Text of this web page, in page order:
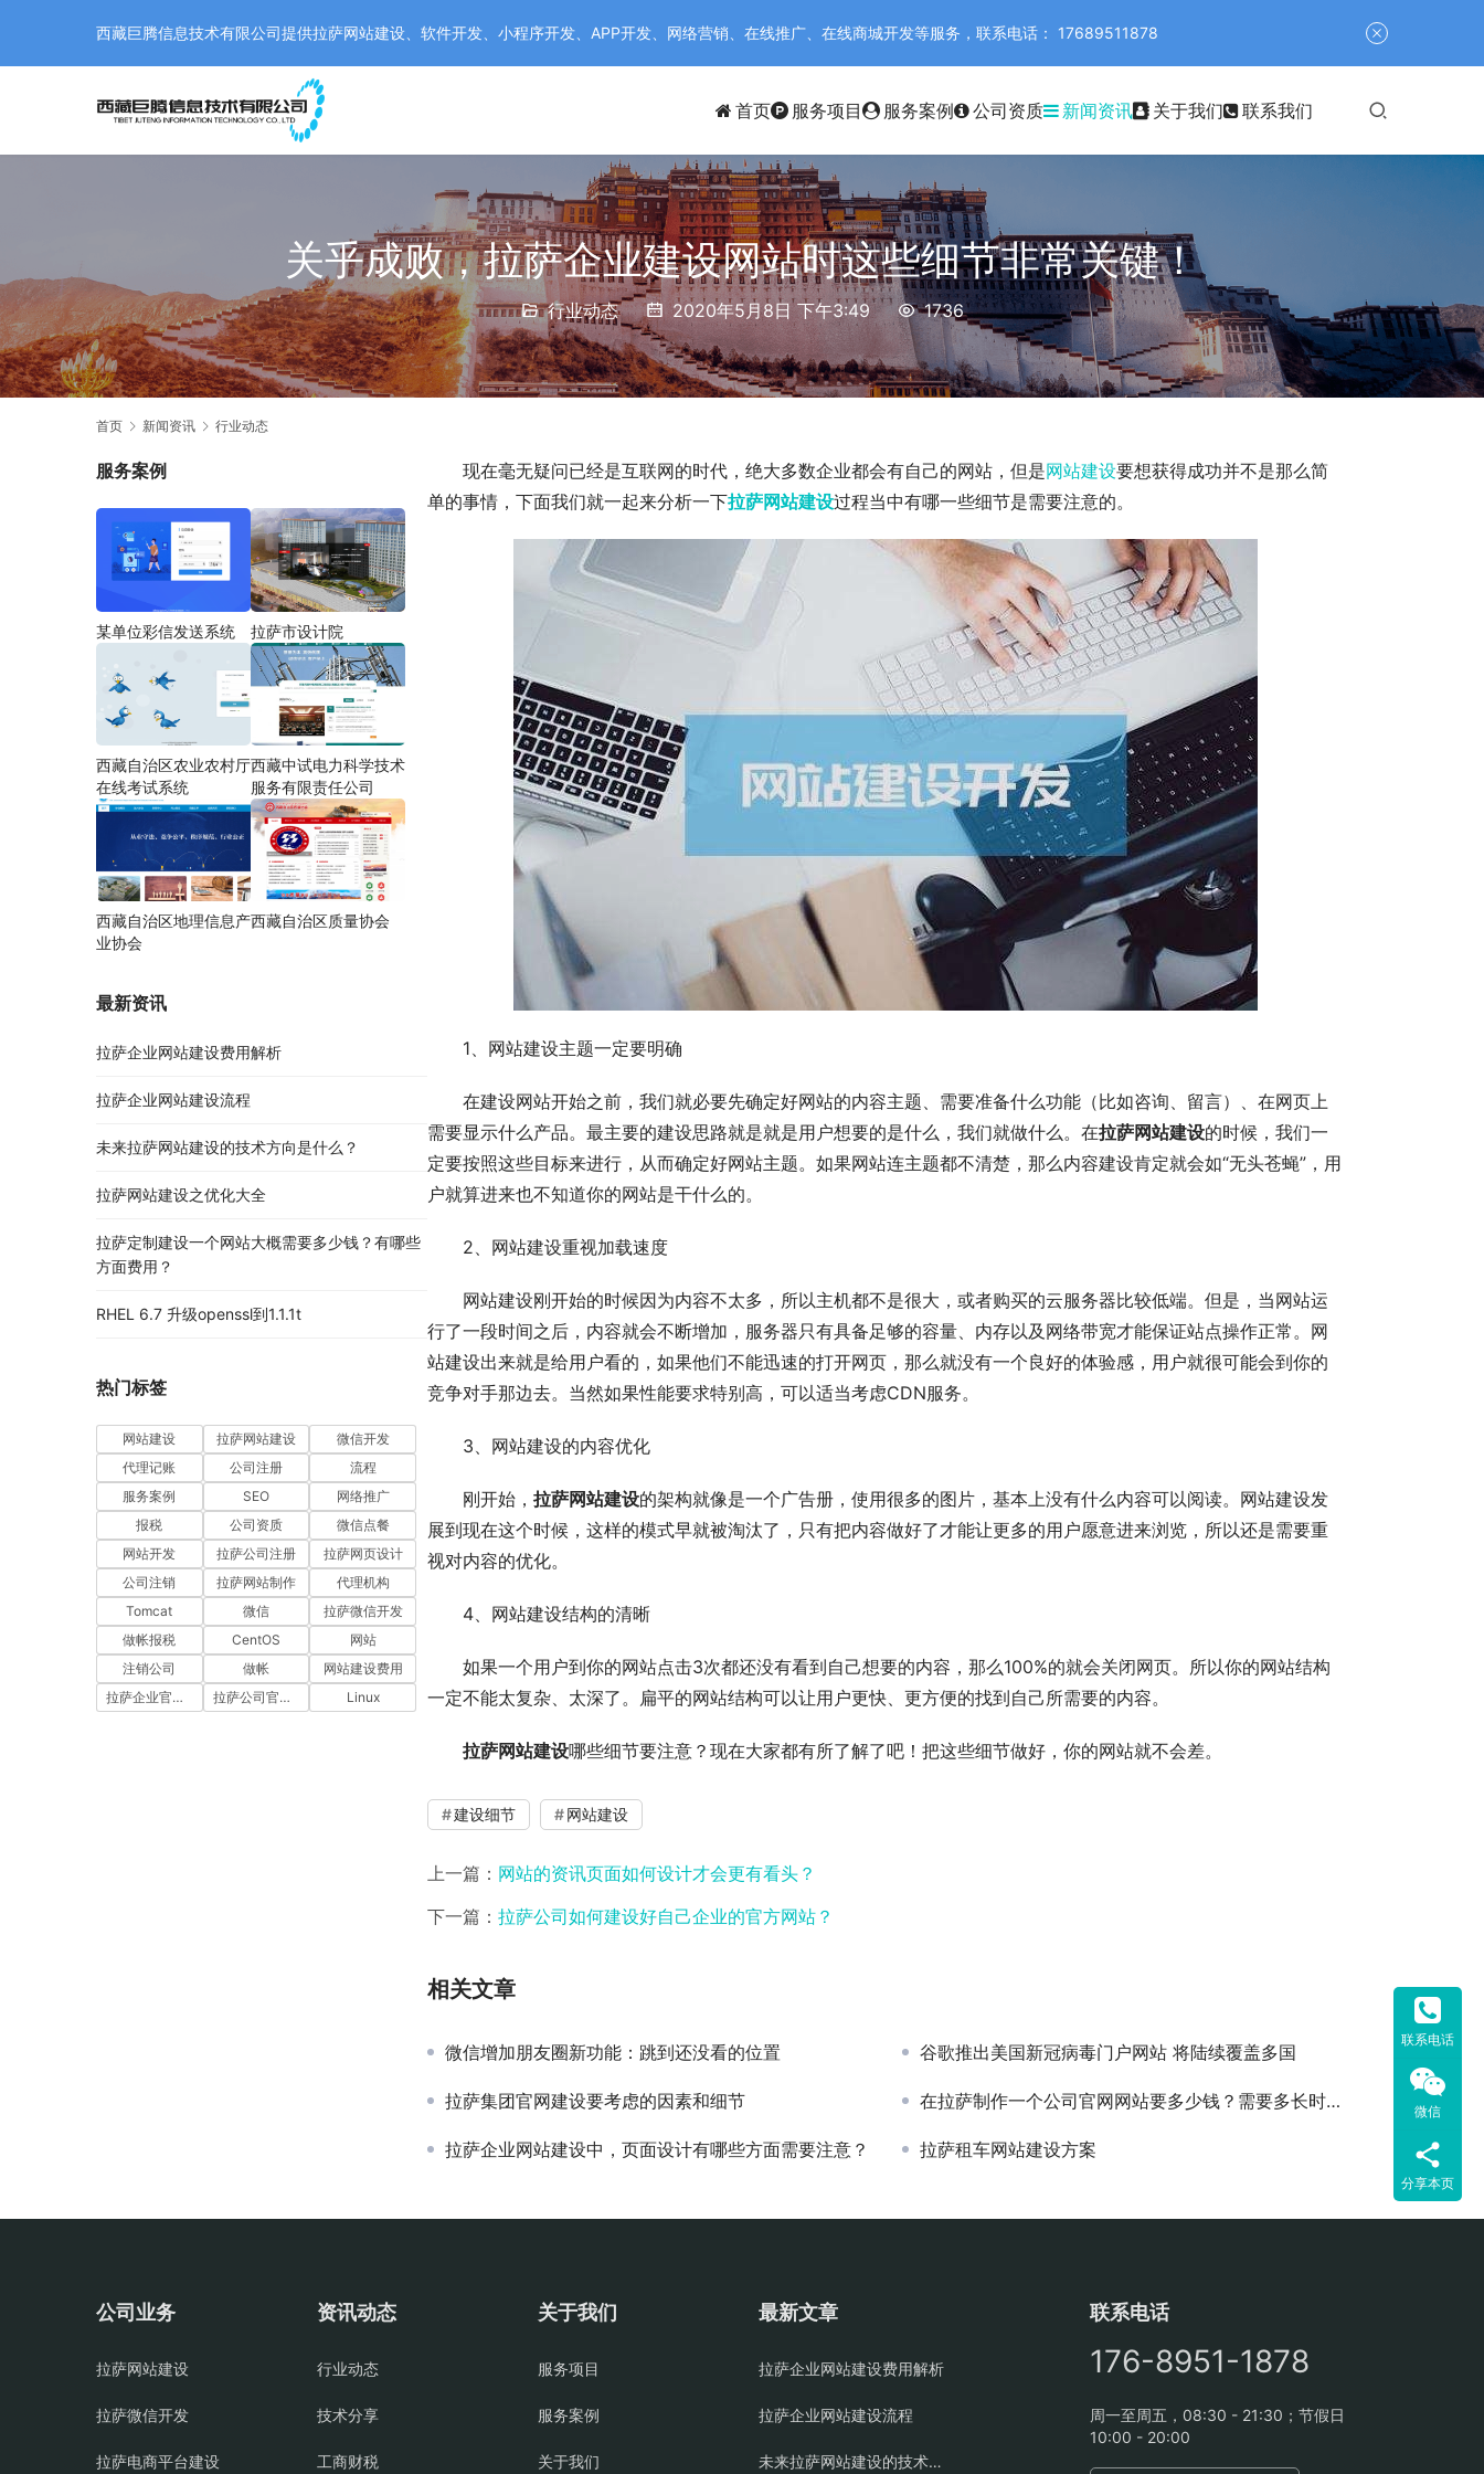
西藏巨腾信息技术有限公司提供拉萨网站建设、软件开发、小程序开发、APP开发、网络营销、在线推广、在线商城开发等服务，联系电话： 17689511878
首页 服务项目 服务案例 公司资质 新闻资讯 关于我们 联系我们
关乎成败，拉萨企业建设网站时这些细节非常关键！
行业动态 2020年5月8日 下午3:49 1736
首页 新闻资讯 行业动态
现在毫无疑问已经是互联网的时代，绝大多数企业都会有自己的网站，但是网站建设要想获得成功并不是那么简
单的事情，下面我们就一起来分析一下拉萨网站建设过程当中有哪一些细节是需要注意的。
1、网站建设主题一定要明确
在建设网站开始之前，我们就必要先确定好网站的内容主题、需要准备什么功能（比如咨询、留言）、在网页上
需要显示什么产品。最主要的建设思路就是就是用户想要的是什么，我们就做什么。在拉萨网站建设的时候，我们一
定要按照这些目标来进行，从而确定好网站主题。如果网站连主题都不清楚，那么内容建设肯定就会如“无头苍蝇”，用
户就算进来也不知道你的网站是干什么的。
2、网站建设重视加载速度
网站建设刚开始的时候因为内容不太多，所以主机都不是很大，或者购买的云服务器比较低端。但是，当网站运
行了一段时间之后，内容就会不断增加，服务器只有具备足够的容量、内存以及网络带宽才能保证站点操作正常。网
站建设出来就是给用户看的，如果他们不能迅速的打开网页，那么就没有一个良好的体验感，用户就很可能会到你的
竞争对手那边去。当然如果性能要求特别高，可以适当考虑CDN服务。
3、网站建设的内容优化
刚开始， 拉萨网站建设的架构就像是一个广告册，使用很多的图片，基本上没有什么内容可以阅读。网站建设发
展到现在这个时候，这样的模式早就被淘汰了，只有把内容做好了才能让更多的用户愿意进来浏览，所以还是需要重
视对内容的优化。
4、网站建设结构的清晰
如果一个用户到你的网站点击3次都还没有看到自己想要的内容，那么100%的就会关闭网页。所以你的网站结构
一定不能太复杂、太深了。扁平的网站结构可以让用户更快、更方便的找到自己所需要的内容。
拉萨网站建设哪些细节要注意？现在大家都有所了解了吧！把这些细节做好，你的网站就不会差。
建设细节 网站建设
上一篇： 网站的资讯页面如何设计才会更有看头？
下一篇： 拉萨公司如何建设好自己企业的官方网站？
相关文章
微信增加朋友圈新功能：跳到还没看的位置 谷歌推出美国新冠病毒门户网站 将陆续覆盖多国
拉萨集团官网建设要考虑的因素和细节 在拉萨制作一个公司官网网站要多少钱？需要多长时间？
拉萨企业网站建设中，页面设计有哪些方面需要注意？ 拉萨租车网站建设方案
服务案例
某单位彩信发送系统 拉萨市设计院
西藏自治区农业农村厅
在线考试系统
西藏中试电力科学技术
服务有限责任公司
西藏自治区地理信息产
业协会
西藏自治区质量协会
最新资讯
拉萨企业网站建设费用解析
拉萨企业网站建设流程
未来拉萨网站建设的技术方向是什么？
拉萨网站建设之优化大全
拉萨定制建设一个网站大概需要多少钱？有哪些
方面费用？
RHEL 6.7 升级openssl到1.1.1t
热门标签
网站建设 拉萨网站建设
微信开发
代理记账
公司注册
流程
服务案例
SEO
网络推广
报税
公司资质
微信点餐
网站开发
拉萨公司注册
拉萨网页设计
公司注销
拉萨网站制作
代理机构
Tomcat
微信
拉萨微信开发
做帐报税
CentOS
网站
注销公司
做帐
网站建设费用
拉萨企业官网建设
拉萨公司官网建设 Linux
公司业务
拉萨网站建设
拉萨微信开发
拉萨电商平台建设
资讯动态
行业动态
技术分享
工商财税
关于我们
服务项目
服务案例
关于我们
最新文章
拉萨企业网站建设费用解析
拉萨企业网站建设流程
未来拉萨网站建设的技术方向是什么？
联系电话
176-8951-1878
周一至周五，08:30 - 21:30；节假日
10:00 - 20:00
联系电话
微信
分享本页